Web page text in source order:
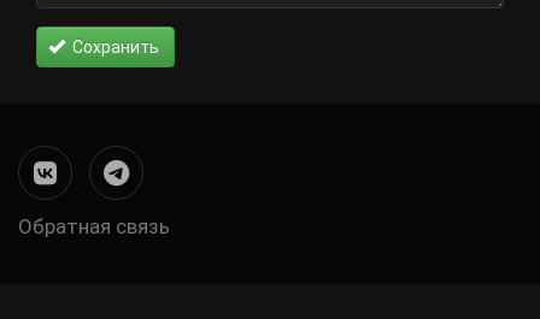
Сохранить
Обратная связь